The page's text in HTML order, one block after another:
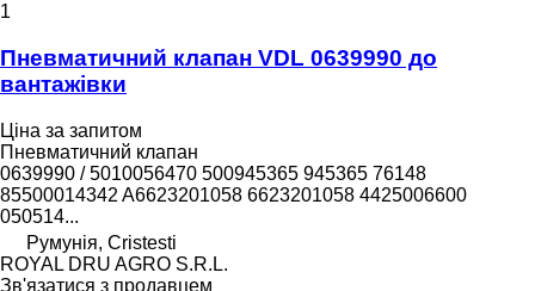
1
Пневматичний клапан VDL 0639990 до
вантажівки
Ціна за запитом
Пневматичний клапан
0639990 / 5010056470 500945365 945365 76148
85500014342 A6623201058 6623201058 4425006600
050514...
Румунія, Cristesti
ROYAL DRU AGRO S.R.L.
Зв'язатися з продавцем